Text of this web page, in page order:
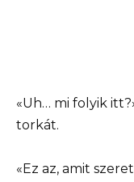
«Uh… mi folyik
torkát.
«Ez az, amit